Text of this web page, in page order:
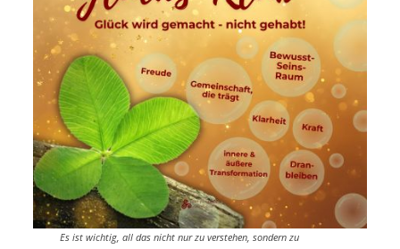
Es ist wichtig, all das nicht nur zu verstehen, sondern zu